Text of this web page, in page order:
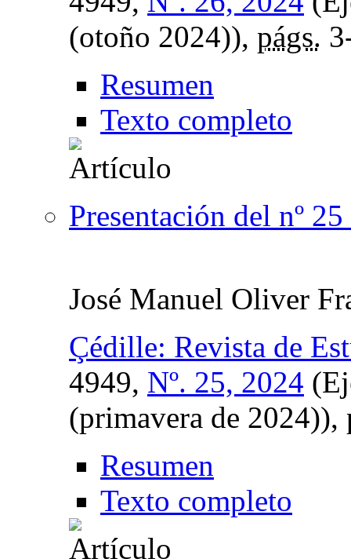
(otoño 2024)), págs.
Resumen
Texto completo
Presentación del nº
José Manuel Oliver
Çédille: Revista de
4949, Nº. 25, 2024
(primavera de 2024)),
Resumen
Texto completo